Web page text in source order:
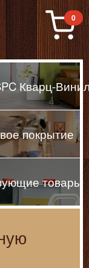
Штучный
0
Кварц-
покрытие
товары